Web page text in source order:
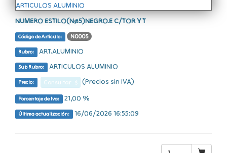
NUMERO ESTILO(Nø5)NEGRO.E C/TOR Y T
Código de Artículo: N0005
Rubro: ART.ALUMINIO
Sub Rubro: ARTICULOS ALUMINIO
Precio: Consultar $ (Precios sin IVA)
Porcentaje de Iva: 21,00 %
Última actualización: 16/06/2026 16:55:09